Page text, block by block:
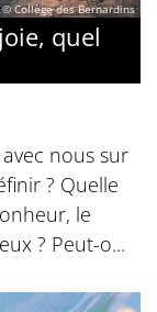
© Collège des Bernardins
quel
nous sur
? Quelle
le
? Peut-o...